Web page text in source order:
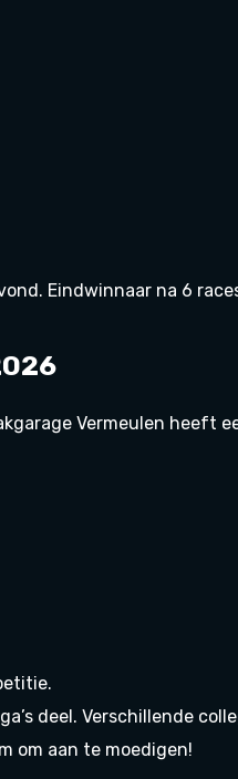
Eindwinnaar na 6
Vermeulen heeft
deel. Verschillende
om aan te moedigen!